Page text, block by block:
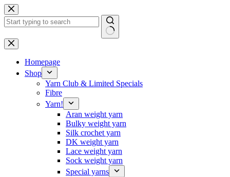
Skip
to
content
No
results
Homepage
Shop
Yarn Club & Limited Specials
Fibre
Yarn!
Aran weight yarn
Bulky weight yarn
Silk crochet yarn
DK weight yarn
Lace weight yarn
Sock weight yarn
Special yarns